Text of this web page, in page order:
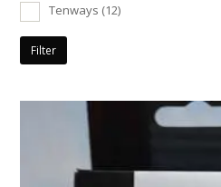
Tenways (12)
Filter